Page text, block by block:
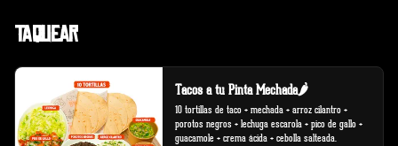
Taquear
Tacos a tu Pinta Mechada🌶️
10 tortillas de taco + mechada + arroz cilantro +
porotos negros + lechuga escarola + pico de gallo +
guacamole + crema ácida + cebolla salteada.